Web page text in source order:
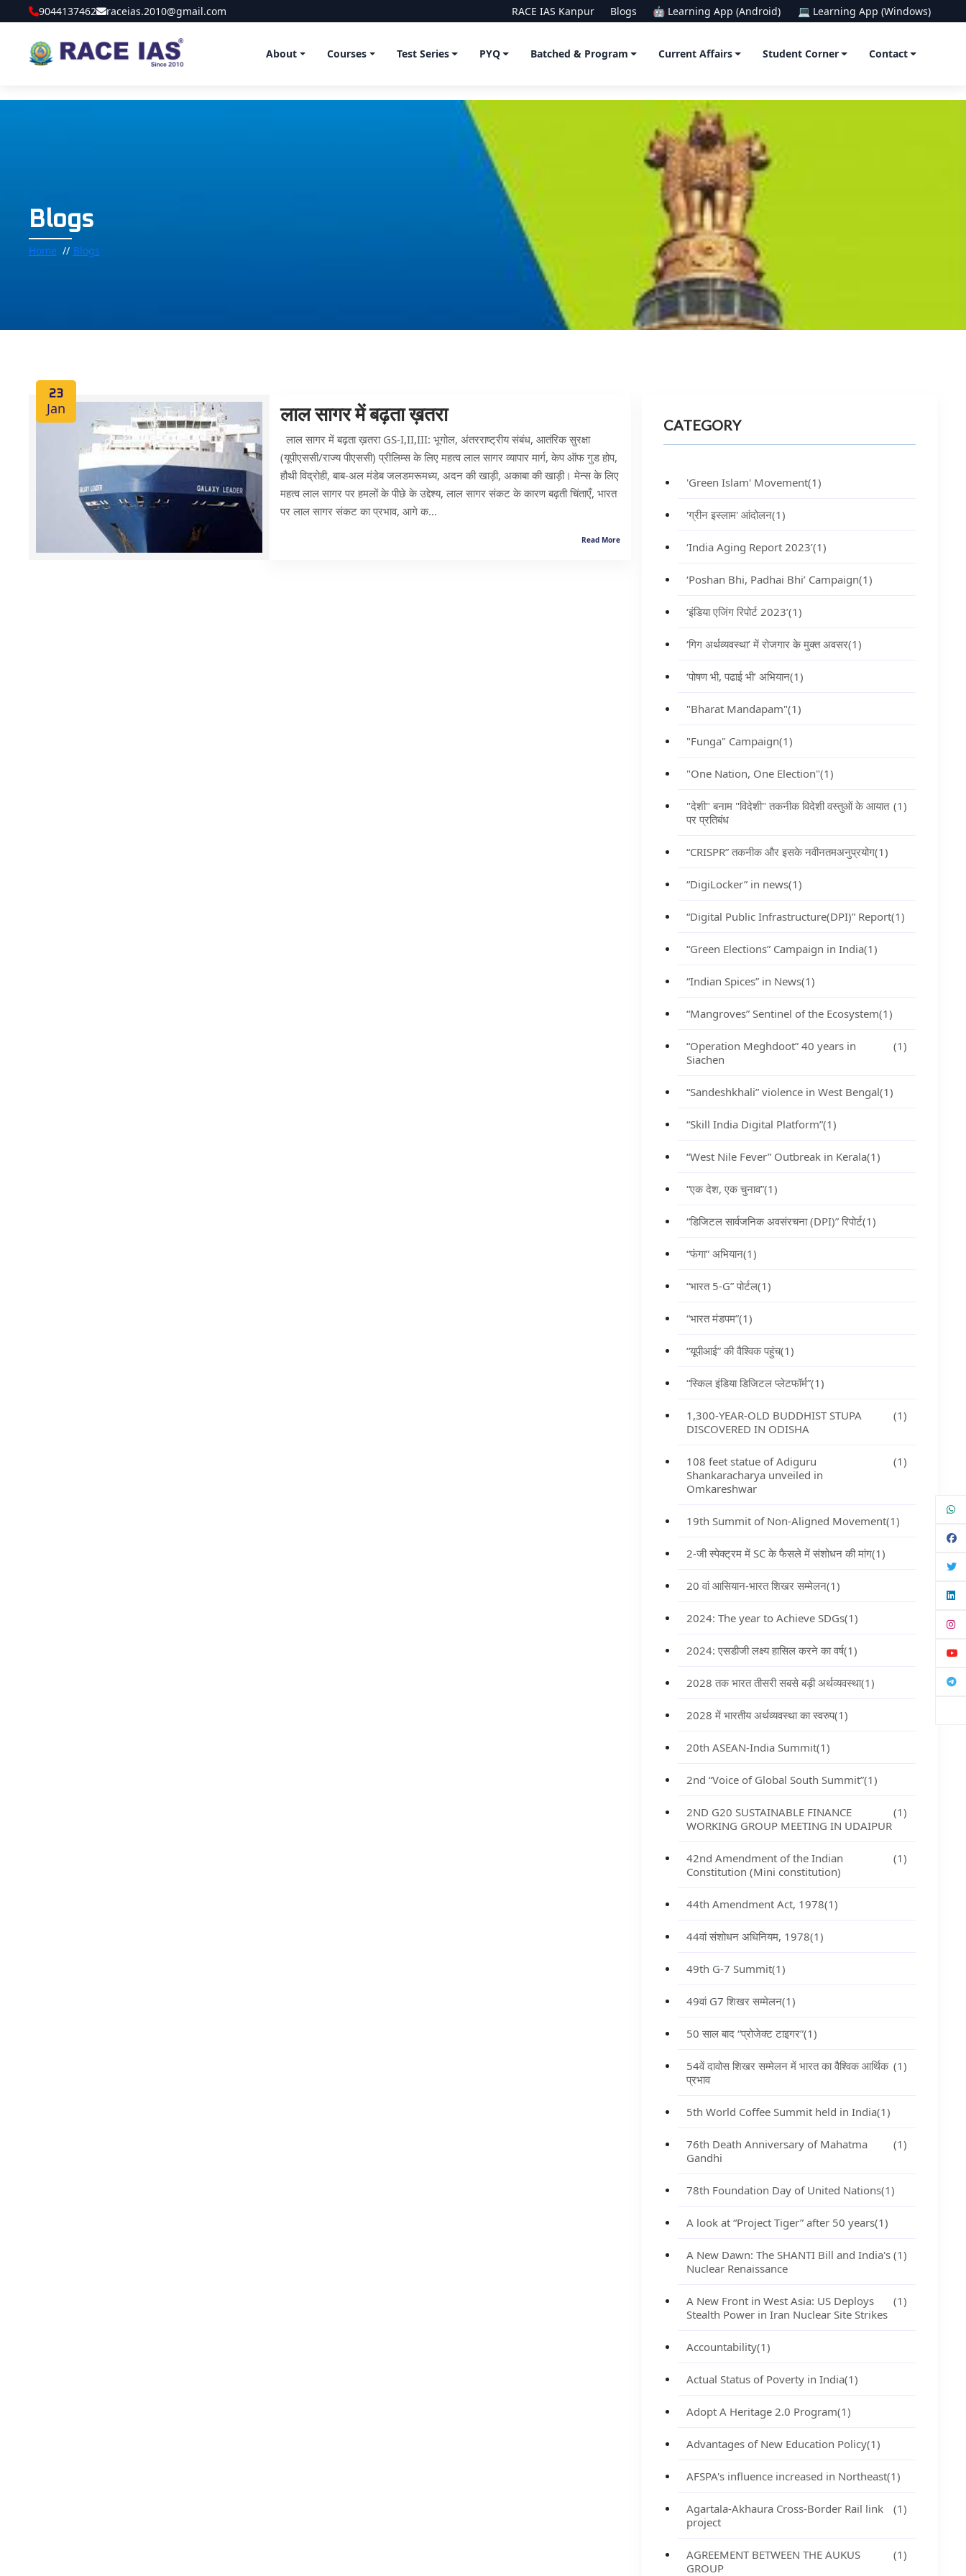
9044137462 raceias.2010@gmail.com RACE IAS Kanpur Blogs 🤖 Learning App (Android) 💻 Learning App (Windows)
About Courses Test Series PYQ Batched & Program Current Affairs Student Corner Contact
Blogs
Home Blogs
23
Jan लाल सागर में बढ़ता ख़तरा
लाल सागर में बढ़ता ख़तरा GS-I,II,III: भूगोल, अंतरराष्ट्रीय संबंध, आतंरिक सुरक्षा
(यूपीएससी/राज्य पीएससी) प्रीलिम्स के लिए महत्व लाल सागर व्यापार मार्ग, केप ऑफ गुड होप,
हौथी विद्रोही, बाब-अल मंडेब जलडमरूमध्य, अदन की खाड़ी, अकाबा की खाड़ी। मेन्स के लिए
महत्व लाल सागर पर हमलों के पीछे के उद्देश्य, लाल सागर संकट के कारण बढ़ती चिंताएँ, भारत
पर लाल सागर संकट का प्रभाव, आगे क...
Read More
CATEGORY
'Green Islam' Movement(1)
'ग्रीन इस्लाम' आंदोलन(1)
‘India Aging Report 2023’(1)
‘Poshan Bhi, Padhai Bhi’ Campaign(1)
‘इंडिया एजिंग रिपोर्ट 2023’(1)
‘गिग अर्थव्यवस्था’ में रोजगार के मुक्त अवसर(1)
‘पोषण भी, पढाई भी’ अभियान(1)
"Bharat Mandapam"(1)
"Funga" Campaign(1)
"One Nation, One Election"(1)
"देशी" बनाम "विदेशी" तकनीक विदेशी वस्तुओं के आयात
पर प्रतिबंध
(1)
“CRISPR” तकनीक और इसके नवीनतमअनुप्रयोग(1)
“DigiLocker” in news(1)
“Digital Public Infrastructure(DPI)” Report(1)
“Green Elections” Campaign in India(1)
“Indian Spices” in News(1)
“Mangroves” Sentinel of the Ecosystem(1)
“Operation Meghdoot” 40 years in
Siachen
(1)
“Sandeshkhali” violence in West Bengal(1)
“Skill India Digital Platform”(1)
“West Nile Fever” Outbreak in Kerala(1)
“एक देश, एक चुनाव”(1)
“डिजिटल सार्वजनिक अवसंरचना (DPI)” रिपोर्ट(1)
“फंगा” अभियान(1)
“भारत 5-G” पोर्टल(1)
“भारत मंडपम”(1)
“यूपीआई” की वैश्विक पहुंच(1)
“स्किल इंडिया डिजिटल प्लेटफॉर्म”(1)
1,300-YEAR-OLD BUDDHIST STUPA
DISCOVERED IN ODISHA
(1)
108 feet statue of Adiguru
Shankaracharya unveiled in
Omkareshwar
(1)
19th Summit of Non-Aligned Movement(1)
2-जी स्पेक्ट्रम में SC के फैसले में संशोधन की मांग(1)
20 वां आसियान-भारत शिखर सम्मेलन(1)
2024: The year to Achieve SDGs(1)
2024: एसडीजी लक्ष्य हासिल करने का वर्ष(1)
2028 तक भारत तीसरी सबसे बड़ी अर्थव्यवस्था(1)
2028 में भारतीय अर्थव्यवस्था का स्वरुप(1)
20th ASEAN-India Summit(1)
2nd “Voice of Global South Summit”(1)
2ND G20 SUSTAINABLE FINANCE
WORKING GROUP MEETING IN UDAIPUR
(1)
42nd Amendment of the Indian
Constitution (Mini constitution)
(1)
44th Amendment Act, 1978(1)
44वां संशोधन अधिनियम, 1978(1)
49th G-7 Summit(1)
49वां G7 शिखर सम्मेलन(1)
50 साल बाद “प्रोजेक्ट टाइगर”(1)
54वें दावोस शिखर सम्मेलन में भारत का वैश्विक आर्थिक
प्रभाव
(1)
5th World Coffee Summit held in India(1)
76th Death Anniversary of Mahatma
Gandhi
(1)
78th Foundation Day of United Nations(1)
A look at “Project Tiger” after 50 years(1)
A New Dawn: The SHANTI Bill and India's
Nuclear Renaissance
(1)
A New Front in West Asia: US Deploys
Stealth Power in Iran Nuclear Site Strikes
(1)
Accountability(1)
Actual Status of Poverty in India(1)
Adopt A Heritage 2.0 Program(1)
Advantages of New Education Policy(1)
AFSPA's influence increased in Northeast(1)
Agartala-Akhaura Cross-Border Rail link
project
(1)
AGREEMENT BETWEEN THE AUKUS
GROUP
(1)